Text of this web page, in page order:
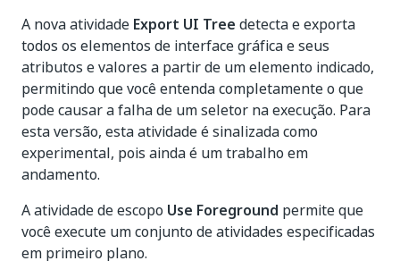
A nova atividade Export UI Tree detecta e exporta
todos os elementos de interface gráfica e seus
atributos e valores a partir de um elemento indicado,
permitindo que você entenda completamente o que
pode causar a falha de um seletor na execução. Para
esta versão, esta atividade é sinalizada como
experimental, pois ainda é um trabalho em
andamento.
A atividade de escopo Use Foreground permite que
você execute um conjunto de atividades especificadas
em primeiro plano.